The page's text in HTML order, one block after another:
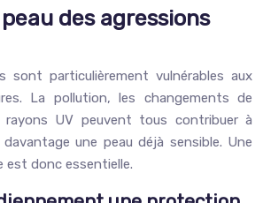
des agressions
sont particulièrement vulnérables aux
La pollution, les changements de
UV peuvent tous contribuer à
une peau déjà sensible. Une
donc essentielle.